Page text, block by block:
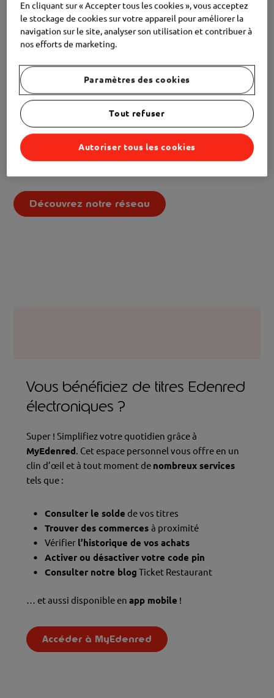
Comment trouver un commerce partenaire d’Edenred ?
Sélectionnez le type de titres
Précisez le type de commerce ou la régionde votre
Lancez la recherche et trouvez votre
parmi nos commerces partenaires !
Important à savoir :au niveau du cadre légal, un plafond
journalier a été fixé à 5 titresEdenred Repas
par jour pour
un montant maximum de 75€.
Découvrez notre réseau
Vous bénéficiez de titres Edenred
électroniques ?
Super ! Simplifiez votre quotidien grâce à
MyEdenred. Cet espace personnel vous offre en un
clin d’œil et à tout moment de nombreux services
tels que :
Consulter le solde de vos titres
Trouver des commerces à proximité
Vérifier l’historique de vos achats
Activer ou désactiver votre code pin
Consulter notre blog Ticket Restaurant
… et aussi disponible en app mobile !
Accéder à MyEdenred
En cliquant sur « Accepter tous les cookies », vous acceptez
le stockage de cookies sur votre appareil pour améliorer la
navigation sur le site, analyser son utilisation et contribuer à
nos efforts de marketing.
Paramètres des cookies
Tout refuser
Autoriser tous les cookies